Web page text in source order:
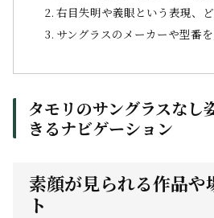
右目失明や義眼という表現、
サングラスのメーカーや型番
タモリのサングラスなし
きるナビゲーション
素顔が見られる作品や
ト